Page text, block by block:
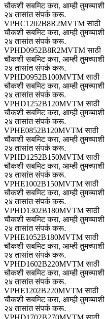
चौकशी सबमिट करा, आम्ही तुमच्याशी
२४ तासांत संपर्क करू.
VPHC1202B8R2MVTM साठी
चौकशी सबमिट करा, आम्ही तुमच्याशी
२४ तासांत संपर्क करू.
VPHD0952B8R2MVTM साठी
चौकशी सबमिट करा, आम्ही तुमच्याशी
२४ तासांत संपर्क करू.
VPHD0952B100MVTM साठी
चौकशी सबमिट करा, आम्ही तुमच्याशी
२४ तासांत संपर्क करू.
VPHD1252B120MVTM साठी
चौकशी सबमिट करा, आम्ही तुमच्याशी
२४ तासांत संपर्क करू.
VPHE0852B120MVTM साठी
चौकशी सबमिट करा, आम्ही तुमच्याशी
२४ तासांत संपर्क करू.
VPHD1252B150MVTM साठी
चौकशी सबमिट करा, आम्ही तुमच्याशी
२४ तासांत संपर्क करू.
VPHE1002B150MVTM साठी
चौकशी सबमिट करा, आम्ही तुमच्याशी
२४ तासांत संपर्क करू.
VPHD1302B180MVTM साठी
चौकशी सबमिट करा, आम्ही तुमच्याशी
२४ तासांत संपर्क करू.
VPHE1052B180MVTM साठी
चौकशी सबमिट करा, आम्ही तुमच्याशी
२४ तासांत संपर्क करू.
VPHD1602B220MVTM साठी
चौकशी सबमिट करा, आम्ही तुमच्याशी
२४ तासांत संपर्क करू.
VPHE1202B220MVTM साठी
चौकशी सबमिट करा, आम्ही तुमच्याशी
२४ तासांत संपर्क करू.
VPHD1702B270MVTM साठी